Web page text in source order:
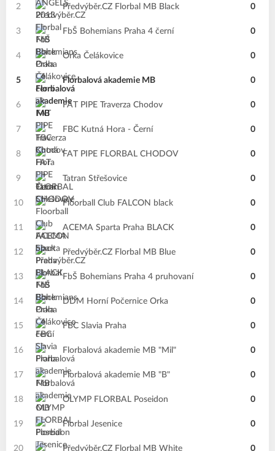
2 Předvýběr.CZ Florbal MB Black 0
3 FbŠ Bohemians Praha 4 černí 0
4 Orka Čelákovice 0
5 Florbalová akademie MB 0
6 FAT PIPE Traverza Chodov 0
7 FBC Kutná Hora - Černí 0
8 FAT PIPE FLORBAL CHODOV 0
9 Tatran Střešovice 0
10 Floorball Club FALCON black 0
11 ACEMA Sparta Praha BLACK 0
12 Předvýběr.CZ Florbal MB Blue 0
13 FbŠ Bohemians Praha 4 pruhovaní 0
14 DDM Horní Počernice Orka 0
15 FBC Slavia Praha 0
16 Florbalová akademie MB "Mil" 0
17 Florbalová akademie MB "B" 0
18 OLYMP FLORBAL Poseidon 0
19 Florbal Jesenice 0
20 Předvýběr.CZ Florbal MB White 0